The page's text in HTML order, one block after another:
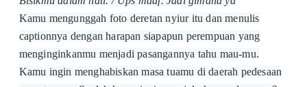
Kamu mengunggah foto deretan nyiur itu dan menulis
captionnya dengan harapan siapapun perempuan yang
menginginkanmu menjadi pasangannya tahu mau-mu.
Kamu ingin menghabiskan masa tuamu di daerah pedesaan